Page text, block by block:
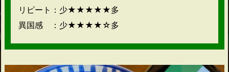
リピート：少★★★★★多
異国感 ：少★★★★☆多